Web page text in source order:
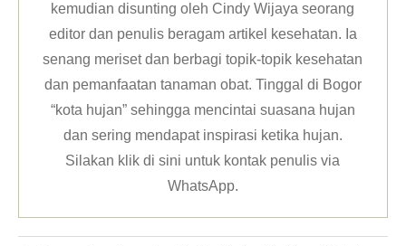
kemudian disunting oleh Cindy Wijaya seorang
editor dan penulis beragam artikel kesehatan. Ia
senang meriset dan berbagi topik-topik kesehatan
dan pemanfaatan tanaman obat. Tinggal di Bogor
“kota hujan” sehingga mencintai suasana hujan
dan sering mendapat inspirasi ketika hujan.
Silakan klikdi sini untuk kontak penulis via
WhatsApp.